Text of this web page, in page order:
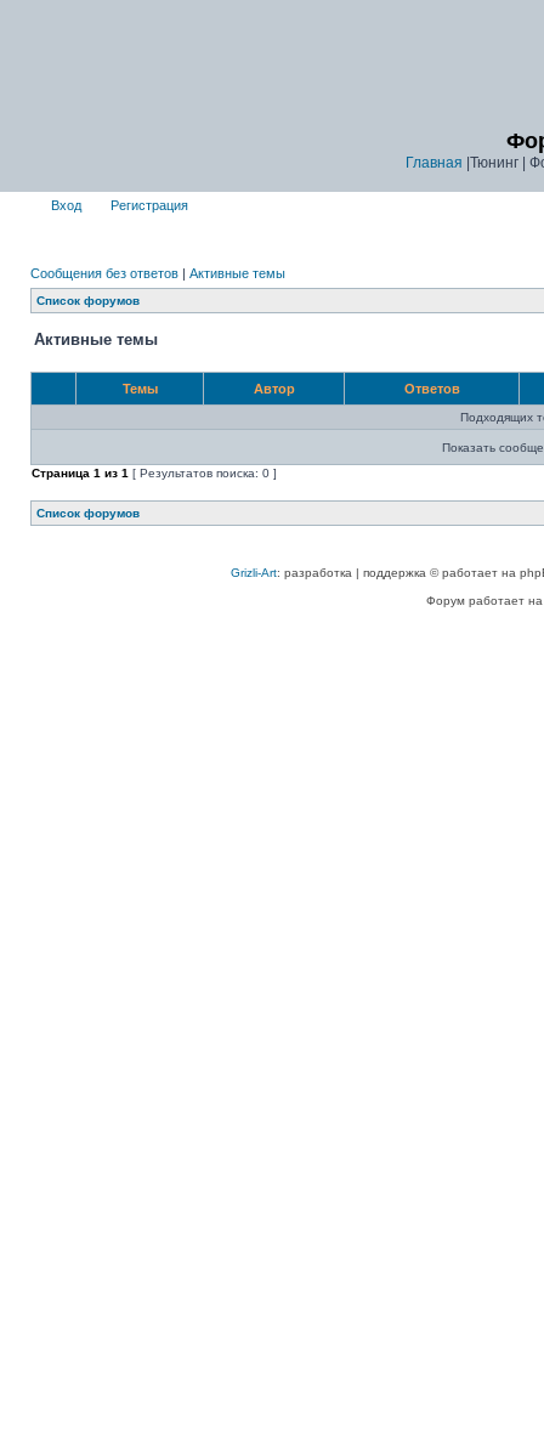
Главная |Тюнинг |
Вход Регистрация
Сообщения без ответов | Активные темы
Список форумов
Активные темы
Темы Автор Ответов
Подходящих
Показать
Страница 1 из 1 [ Результатов поиска: 0 ]
Список форумов
Grizli-Art: разработка | поддержка © работает на
Форум работает